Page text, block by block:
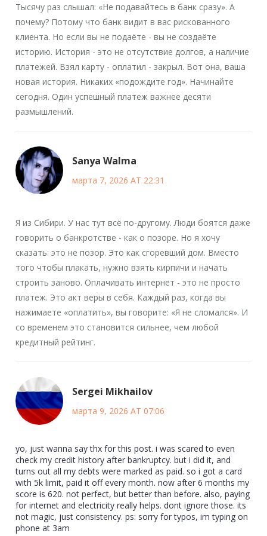
Тысячу раз слышал: «Не подавайтесь в банк сразу». А
почему? Потому что банк видит в вас рискованного
клиента. Но если вы не подаёте - вы не создаёте
историю. История - это не отсутствие долгов, а наличие
платежей. Взял карту - оплатил - закрыл. Вот она, ваша
новая история. Никаких «подождите год». Начинайте
сегодня. Один успешный платеж важнее десяти
размышлений.
Sanya Walma
марта 7, 2026 AT 22:31
Я из Сибири. У нас тут всё по-другому. Люди боятся даже
говорить о банкротстве - как о позоре. Но я хочу
сказать: это не позор. Это как сгоревший дом. Вместо
того чтобы плакать, нужно взять кирпичи и начать
строить заново. Оплачивать интернет - это не просто
платеж. Это акт веры в себя. Каждый раз, когда вы
нажимаете «оплатить», вы говорите: «Я не сломался». И
со временем это становится сильнее, чем любой
кредитный рейтинг.
Sergei Mikhailov
марта 9, 2026 AT 07:06
yo, just wanna say thx for this post. i was scared to even
check my credit history after bankruptcy. but i did it, and
turns out all my debts were marked as paid. so i got a card
with 5k limit, paid it off every month. now after 6 months my
score is 620. not perfect, but better than before. also, paying
for internet and electricity really helps. dont ignore those. its
not magic, just consistency. ps: sorry for typos, im typing on
phone at 3am